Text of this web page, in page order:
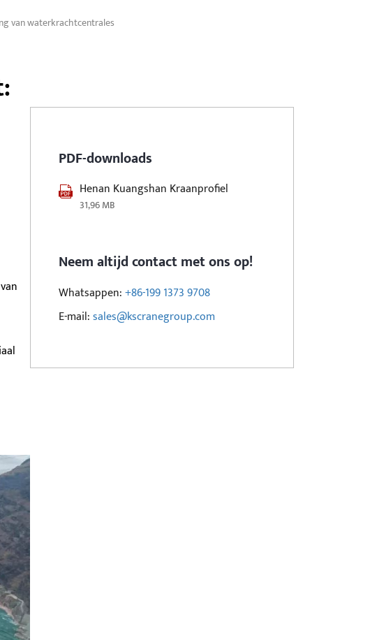
van waterkrachtcentrales
PDF-downloads
Henan Kuangshan Kraanprofiel
31,96 MB
Neem altijd contact met ons op!
Whatsappen:+86-199 1373 9708
E-mail:sales@kscranegroup.com